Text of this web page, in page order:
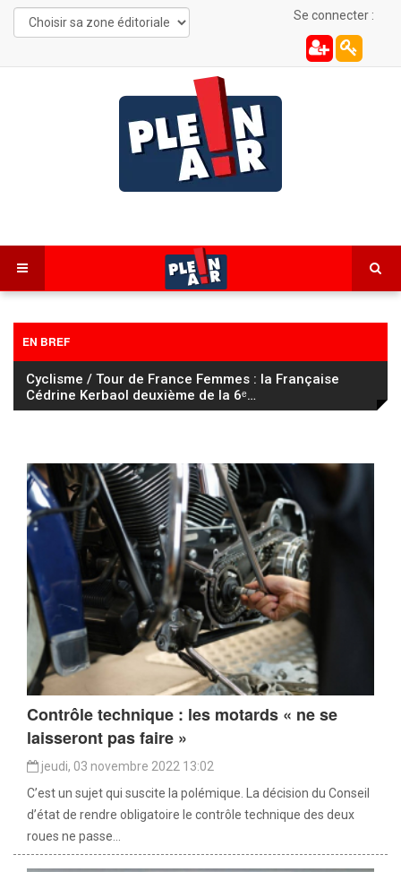
Se connecter :
EN BREF
Cyclisme / Tour de France Femmes : la Française
Cédrine Kerbaol deuxième de la 6ᵉ…
Contrôle technique : les motards « ne se
laisseront pas faire »
jeudi, 03 novembre 2022 13:02
C’est un sujet qui suscite la polémique. La décision du Conseil
d’état de rendre obligatoire le contrôle technique des deux
roues ne passe...